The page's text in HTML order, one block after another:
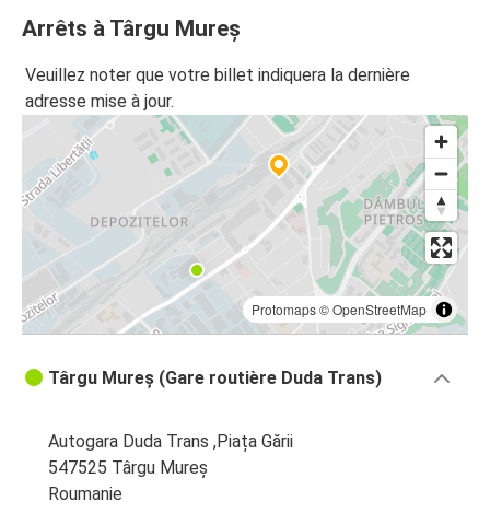
Arrêts à Târgu Mureș
Veuillez noter que votre billet indiquera la dernière
adresse mise à jour.
Protomaps©OpenStreetMap
Târgu Mureș (Gare routière Duda Trans)
Autogara Duda Trans ,Piața Gării
547525 Târgu Mureș
Roumanie